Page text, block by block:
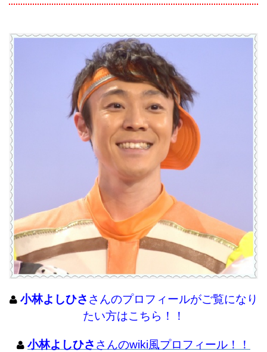
小林よしひさ さんのプロフィールがご覧になり
たい方はこちら！！
小林よしひさ さんのwiki風プロフィール！！